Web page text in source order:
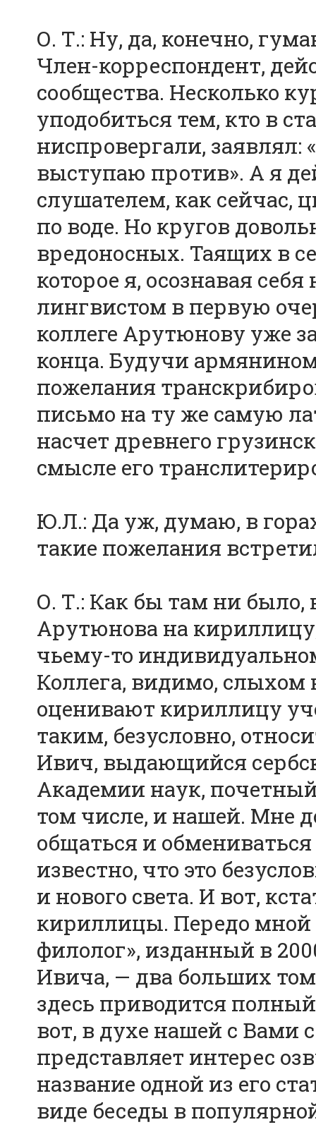
О. Т.: Ну, да, конечно,
Член-корреспондент,
сообщества. Несколько
уподобиться тем, кто в
ниспровергали, заявлял:
выступаю против». А я
слушателем, как сейчас,
по воде. Но кругов
вредоносных. Таящих в
которое я, осознавая
лингвистом в первую
коллеге Арутюнову уже
конца. Будучи
пожелания
письмо на ту же самую
насчет древнего
смысле его
Ю.Л.: Да уж, думаю, в
такие пожелания
О. Т.: Как бы там ни было,
Арутюнова на кириллицу,
чьему-то
Коллега, видимо, слыхом
оценивают кириллицу
таким, безусловно,
Ивич, выдающийся
Академии наук,
том числе, и нашей. Мне
общаться и
известно, что это
и нового света. И вот,
кириллицы. Передо
филолог», изданный в
Ивича, — два больших
здесь приводится
вот, в духе нашей с Вами
представляет интерес
название одной из его
виде беседы в